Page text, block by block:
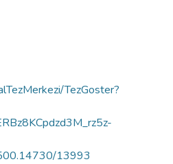
TezGoster?
13993